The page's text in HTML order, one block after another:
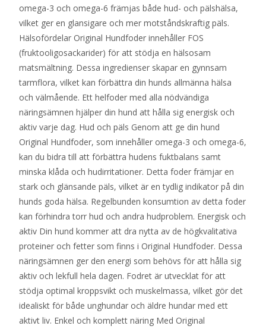
omega-3 och omega-6 främjas både hud- och pälshälsa,
vilket ger en glansigare och mer motståndskraftig päls.
Hälsofördelar Original Hundfoder innehåller FOS
(fruktooligosackarider) för att stödja en hälsosam
matsmältning. Dessa ingredienser skapar en gynnsam
tarmflora, vilket kan förbättra din hunds allmänna hälsa
och välmående. Ett helfoder med alla nödvändiga
näringsämnen hjälper din hund att hålla sig energisk och
aktiv varje dag. Hud och päls Genom att ge din hund
Original Hundfoder, som innehåller omega-3 och omega-6,
kan du bidra till att förbättra hudens fuktbalans samt
minska klåda och hudirritationer. Detta foder främjar en
stark och glänsande päls, vilket är en tydlig indikator på din
hunds goda hälsa. Regelbunden konsumtion av detta foder
kan förhindra torr hud och andra hudproblem. Energisk och
aktiv Din hund kommer att dra nytta av de högkvalitativa
proteiner och fetter som finns i Original Hundfoder. Dessa
näringsämnen ger den energi som behövs för att hålla sig
aktiv och lekfull hela dagen. Fodret är utvecklat för att
stödja optimal kroppsvikt och muskelmassa, vilket gör det
idealiskt för både unghundar och äldre hundar med ett
aktivt liv. Enkel och komplett näring Med Original